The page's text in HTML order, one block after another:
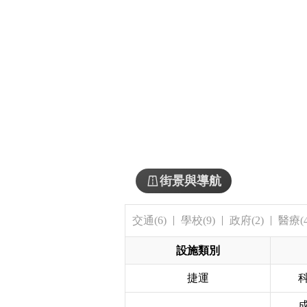
街景與導航
交通(6) 學校(9) 政府(2) 醫療
設施類別
捷運